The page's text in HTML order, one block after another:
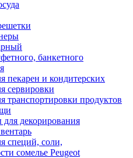
банкетного
пекарен и кондитерских
сервировки
транспортировки продуктов
декорирования
специй, соли,
сомелье Peugeot